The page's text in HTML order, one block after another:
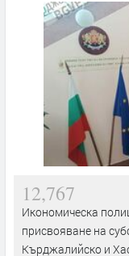
12,767
Икономическа
присвояване на
Кърджалийско и